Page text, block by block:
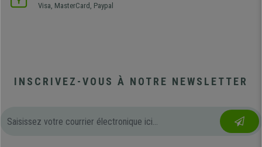
Visa, MasterCard, Paypal
INSCRIVEZ-VOUS À NOTRE NEWSLETTER